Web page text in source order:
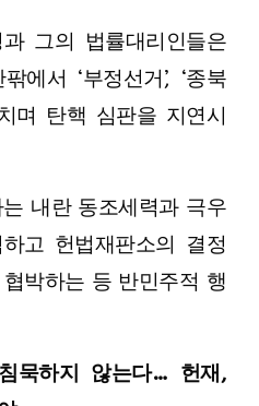
그의 법률대리인들은
에서 ‘부정선거’, ‘종북
며 탄핵 심판을 지연시
내란 동조세력과 극우
고 헌법재판소의 결정
박하는 등 반민주적 행
묵하지 않는다… 헌재,